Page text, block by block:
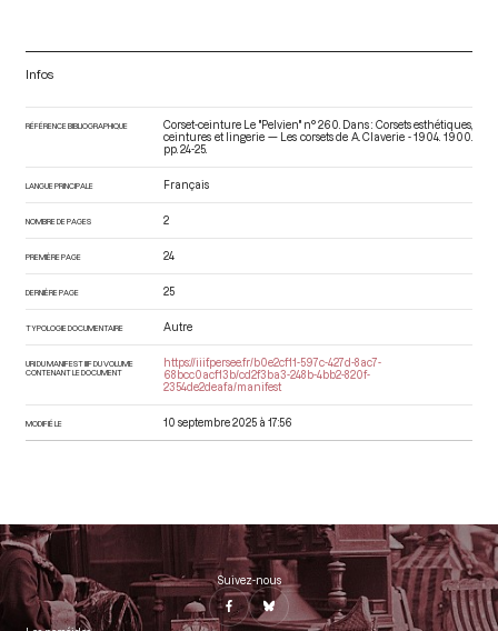
Infos
RÉFÉRENCE BIBLIOGRAPHIQUE
Corset-ceinture Le "Pelvien" n° 260. Dans : Corsets esthétiques,
ceintures et lingerie — Les corsets de A. Claverie - 1904 . 1900.
pp. 24-25.
LANGUE PRINCIPALE Français
NOMBRE DE PAGES 2
PREMIÈRE PAGE 24
DERNIÈRE PAGE 25
TYPOLOGIE DOCUMENTAIRE Autre
URI DU MANIFEST IIIF DU VOLUME
CONTENANT LE DOCUMENT
https://iiif.persee.fr/b0e2cf11-597c-427d-8ac7-
68bcc0acf13b/cd2f3ba3-248b-4bb2-820f-
2354de2deafa/manifest
MODIFIÉ LE 10 septembre 2025 à 17:56
Suivez-nous